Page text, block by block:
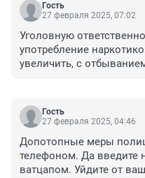
Гость
27 февраля 2025, 07:02
Уголовную
употребление
увеличить, с
Гость
27 февраля 2025, 04:46
Допотопные меры
телефоном. Да введите
ватцапом. Уйдите от